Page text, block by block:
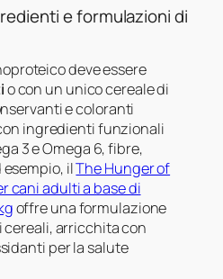
e formulazioni di
deve essere
o con un unico cereale di
e coloranti
ingredienti funzionali
3 e Omega 6, fibre,
esempio, ilThe Hunger of
cani adulti a base di
offre una formulazione
arricchita con
per la salute